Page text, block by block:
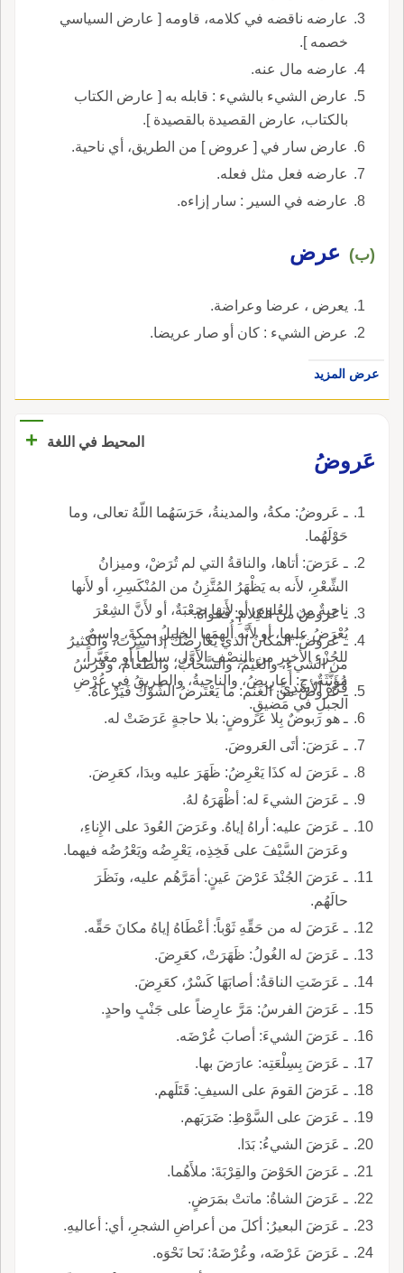
عارضه ناقضه في كلامه، قاومه [ عارض السياسي
خصمه ].
عارضه مال عنه.
عارض الشيء بالشيء : قابله به [ عارض الكتاب
بالكتاب، عارض القصيدة بالقصيدة ].
عارض سار في [ عروض ] من الطريق، أي ناحية.
عارضه فعل مثل فعله.
عارضه في السير : سار إزاءه.
(ب) عرض
يعرض ، عرضا وعراضة.
عرض الشيء : كان أو صار عريضا.
عرض المزيد
المحيط في اللغة
+
عَروضُ
ـ عَروضُ: مكةُ، والمدينةُ، حَرَسَهُما اللّهُ تعالى، وما
حَوْلَهُما.
ـ عَرَضَ: أتاها، والناقةُ التي لم تُرَضْ، وميزانُ
الشِّعْرِ، لأَنه به يَظْهَرُ المُتَّزِنُ من المُنْكَسِرِ، أو لأَنها
ناحيةٌ من العُلومِ، أو لأَنها صَعْبَةٌ، أو لأَنَّ الشِعْرَ
يُعْرَضُ عليها، أو لأَنَّه أُلهِمَها الخليلُ بمكةَ، واسمٌ
للجُزْءِ الأخيرِ من النِصْفِ الأوَّلِ، سالِماً أو مغَيَّراً،
مُؤَنَّثَةٌ، ج: أعارِيضُ، والناحيةُ، والطريقُ في عُرْضِ
الجبلِ في مَضيقٍ.
ـ عَروضُ من الكلامِ: فَحْواهُ.
ـ عَروضُ: المكانُ الذي يُعارِضُكَ إذا سِرْتَ، والكثيرُ
من الشيءِ، والغَيْمُ، والسَّحابُ، والطعامُ، وفرسُ
قُرَّةَ الأسَدِيِّ.
ـ عَروضُ من الغَنَم: ما يَعْتَرضُ الشَّوْكَ فَيَرْعاهُ.
ـ هو رَبوضٌ بِلا عَروضٍ: بلا حاجةٍ عَرَضَتْ له.
ـ عَرَضَ: أتَى العَروضَ.
ـ عَرَضَ له كذَا يَعْرِضُ: ظَهَرَ عليه وبدَا، كعَرِضَ.
ـ عَرَضَ الشيءَ له: أظْهَرَهُ لهُ.
ـ عَرَضَ عليه: أراهُ إياهُ. وعَرَضَ العُودَ على الإِناءِ،
وعَرَضَ السَّيْفَ على فَخِذِه، يَعْرِضُه ويَعْرُضُه فيهما.
ـ عَرَضَ الجُنْدَ عَرْضَ عَينٍ: أمَرَّهُم عليه، ونَظَرَ
حالَهُم.
ـ عَرَضَ له من حَقِّهِ ثَوْباً: أعْطَاهُ إياهُ مكانَ حَقِّه.
ـ عَرَضَ له الغُولُ: ظَهَرَتْ، كعَرِضَ.
ـ عَرَضَتِ الناقةُ: أصابَهَا كَسْرٌ، كعَرِضَ.
ـ عَرَضَ الفرسُ: مَرَّ عارِضاً على جَنْبٍ واحدٍ.
ـ عَرَضَ الشيءَ: أصابَ عُرْضَه.
ـ عَرَضَ بِسِلْعَتِه: عارَضَ بها.
ـ عَرَضَ القومَ على السيفِ: قَتَلَهم.
ـ عَرَضَ على السَّوْطِ: ضَرَبَهم.
ـ عَرَضَ الشيءُ: بَدَا.
ـ عَرَضَ الحَوْضَ والقِرْبَةَ: ملأَهُما.
ـ عَرَضَ الشاةُ: ماتتْ بمَرَضٍ.
ـ عَرَضَ البعيرُ: أكلَ من أعراضِ الشجرِ، أي: أعاليهِ.
ـ عَرَضَ عَرْضَه، وعُرْضَهُ: نَحا نَحْوَه.